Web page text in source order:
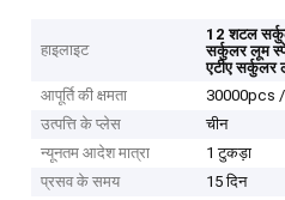
हाइलाइट
12 शटल
सर्कुलर लूम
एटीए सर्कुलर
आपूर्ति की क्षमता
30000pcs /
उत्पत्ति के प्लेस
चीन
न्यूनतम आदेश मात्रा
1 टुकड़ा
प्रसव के समय
15 दिन